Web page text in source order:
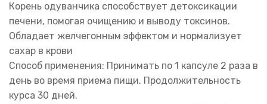
Корень одуванчика способствует детоксикации
печени, помогая очищению и выводу токсинов.
Обладает желчегонным эффектом и нормализует
сахар в крови
Способ применения: Принимать по 1 капсуле 2 раза в
день во время приема пищи. Продолжительность
курса 30 дней.